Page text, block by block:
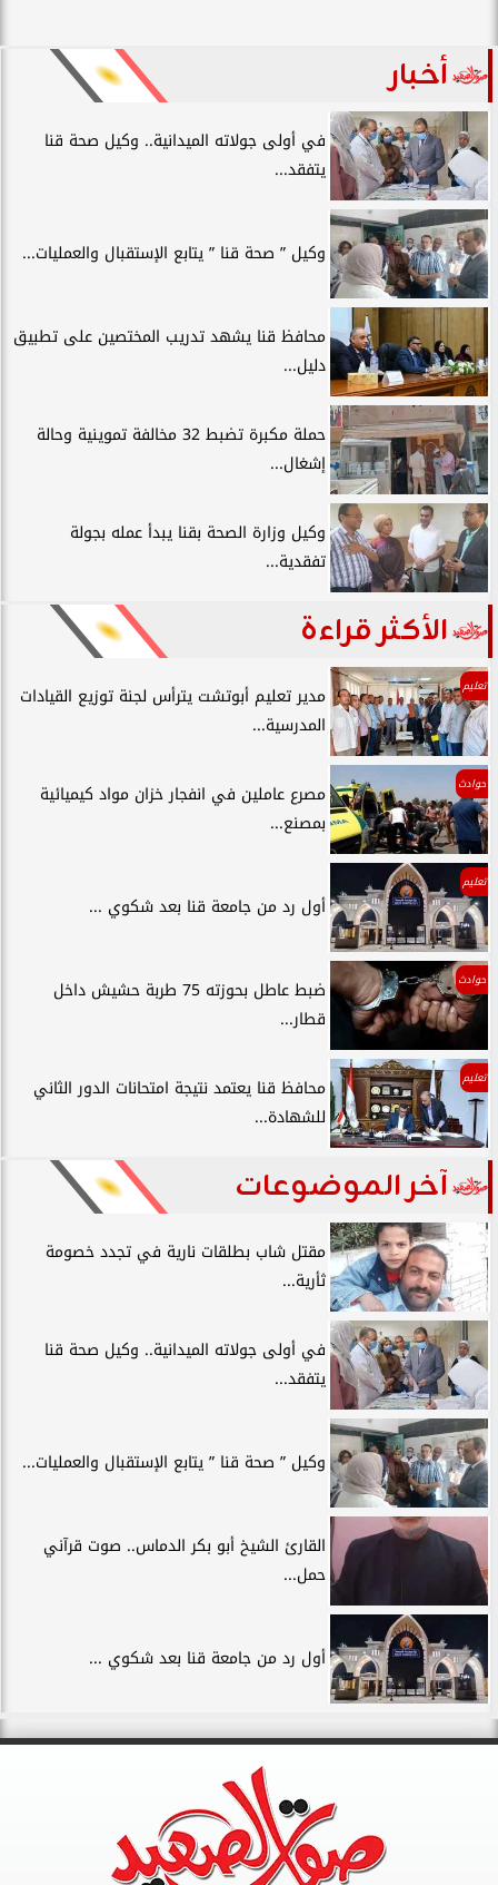
أخبار
في أولى جولاته الميدانية.. وكيل صحة قنا
يتفقد...
وكيل ” صحة قنا ” يتابع الإستقبال والعمليات...
محافظ قنا يشهد تدريب المختصين على تطبيق
دليل...
حملة مكبرة تضبط 32 مخالفة تموينية وحالة
إشغال...
وكيل وزارة الصحة بقنا يبدأ عمله بجولة
تفقدية...
الأكثر قراءة
تعليم
مدير تعليم أبوتشت يترأس لجنة توزيع القيادات
المدرسية...
حوادث
مصرع عاملين في انفجار خزان مواد كيميائية
بمصنع...
تعليم
أول رد من جامعة قنا بعد شكوي ...
حوادث
ضبط عاطل بحوزته 75 طربة حشيش داخل
قطار...
تعليم
محافظ قنا يعتمد نتيجة امتحانات الدور الثاني
للشهادة...
آخر الموضوعات
مقتل شاب بطلقات نارية في تجدد خصومة
ثأرية...
في أولى جولاته الميدانية.. وكيل صحة قنا
يتفقد...
وكيل ” صحة قنا ” يتابع الإستقبال والعمليات...
القارئ الشيخ أبو بكر الدماس.. صوت قرآني
حمل...
أول رد من جامعة قنا بعد شكوي ...